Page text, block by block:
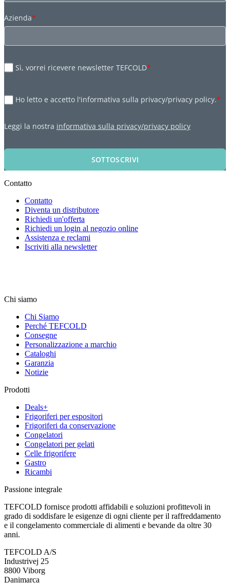
Azienda*
Sì, vorrei ricevere newsletter TEFCOLD*
Ho letto e accetto l'informativa sulla privacy/privacy policy.*
Leggi la nostra informativa sulla privacy/privacy policy
SOTTOSCRIVI
Contatto
Contatto
Diventa un distributore
Richiedi un'offerta
Richiedi un login al negozio online
Assistenza e reclami
Iscriviti alla newsletter
Chi siamo
Chi Siamo
Perché TEFCOLD
Consegne
Personalizzazione a marchio
Cataloghi
Garanzia
Notizie
Prodotti
Deals+
Frigoriferi per espositori
Frigoriferi da conservazione
Congelatori
Congelatori per gelati
Celle frigorifere
Gastro
Ricambi
Passione integrale
TEFCOLD fornisce prodotti affidabili e soluzioni profittevoli in
grado di soddisfare le esigenze di ogni cliente per il raffreddamento
e il congelamento commerciale di alimenti e bevande da oltre 30
anni.
TEFCOLD A/S
Industrivej 25
8800 Viborg
Danimarca